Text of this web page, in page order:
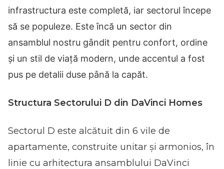
infrastructura este completă, iar sectorul începe
să se populeze. Este încă un sector din
ansamblul nostru gândit pentru confort, ordine
și un stil de viață modern, unde accentul a fost
pus pe detalii duse până la capăt.
Structura Sectorului D din DaVinci Homes
Sectorul D este alcătuit din 6 vile de
apartamente, construite unitar și armonios, în
linie cu arhitectura ansamblului DaVinci